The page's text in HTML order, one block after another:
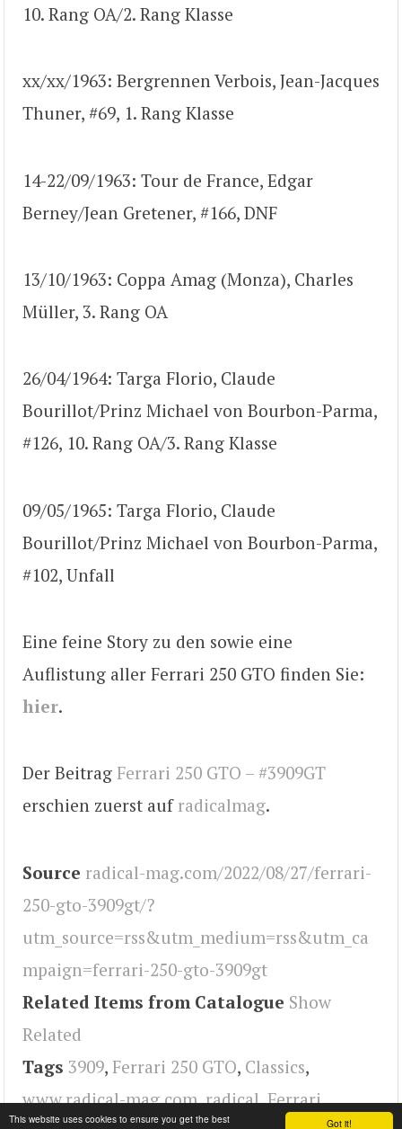
Got it!
This website uses cookies to ensure you get the best
10. Rang OA/2. Rang Klasse
xx/xx/1963: Bergrennen Verbois, Jean-Jacques
Thuner, #69, 1. Rang Klasse
14-22/09/1963: Tour de France, Edgar
Berney/Jean Gretener, #166, DNF
13/10/1963: Coppa Amag (Monza), Charles
Müller, 3. Rang OA
26/04/1964: Targa Florio, Claude
Bourillot/Prinz Michael von Bourbon-Parma,
#126, 10. Rang OA/3. Rang Klasse
09/05/1965: Targa Florio, Claude
Bourillot/Prinz Michael von Bourbon-Parma,
#102, Unfall
Eine feine Story zu den sowie eine
Auflistung aller Ferrari 250 GTO finden Sie:
hier.
Der Beitrag Ferrari 250 GTO – #3909GT
erschien zuerst auf radicalmag.
Source radical-mag.com/2022/08/27/ferrari-
250-gto-3909gt/?
utm_source=rss&utm_medium=rss&utm_ca
mpaign=ferrari-250-gto-3909gt
Related Items from Catalogue Show
Related
Tags 3909, Ferrari 250 GTO, Classics,
www.radical-mag.com,radical,Ferrari